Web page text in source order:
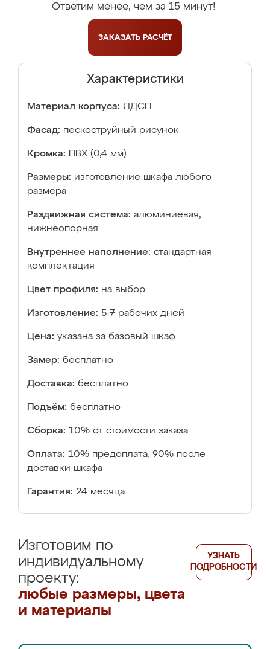
Ответим менее, чем за 15 минут!
ЗАКАЗАТЬ РАСЧЁТ
Характеристики
Материал корпуса: ЛДСП
Фасад: пескоструйный рисунок
Кромка: ПВХ (0,4 мм)
Размеры: изготовление шкафа любого
размера
Раздвижная система: алюминиевая,
нижнеопорная
Внутреннее наполнение: стандартная
комплектация
Цвет профиля: на выбор
Изготовление: 5-7 рабочих дней
Цена: указана за базовый шкаф
Замер: бесплатно
Доставка: бесплатно
Подъём: бесплатно
Сборка: 10% от стоимости заказа
Оплата: 10% предоплата, 90% после
доставки шкафа
Гарантия: 24 месяца
Изготовим по
индивидуальному
проекту:
любые размеры, цвета
и материалы
УЗНАТЬ
ПОДРОБНОСТИ